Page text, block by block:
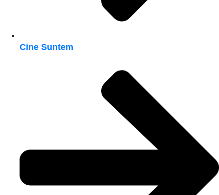
Cine Suntem